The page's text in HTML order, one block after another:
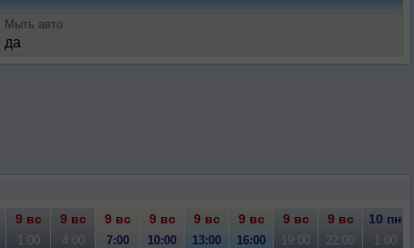
Мыть авто
да
9 вс 9 вс 9 вс 9 вс 9 вс 9 вс 9 вс 9 вс 10 пн
1:00 4:00 7:00 10:00 13:00 16:00 19:00 22:00 1:00